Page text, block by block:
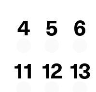
4 5 6
11 12 13